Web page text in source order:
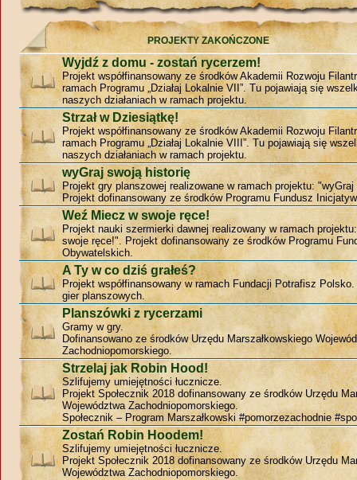
PROJEKTY ZAKOŃCZONE
Wyjdź z domu - zostań rycerzem!
Projekt współfinansowany ze środków Akademii Rozwoju
ramach Programu „Działaj Lokalnie VII”. Tu pojawiają się
naszych działaniach w ramach projektu.
Strzał w Dziesiątkę!
Projekt współfinansowany ze środków Akademii Rozwoju
ramach Programu „Działaj Lokalnie VIII”. Tu pojawiają się
naszych działaniach w ramach projektu.
wyGraj swoją historię
Projekt gry planszowej realizowane w ramach projektu:
Projekt dofinansowany ze środków Programu Fundusz
Weź Miecz w swoje ręce!
Projekt nauki szermierki dawnej realizowany w ramach
swoje ręce!". Projekt dofinansowany ze środków Programu
Obywatelskich.
A Ty w co dziś grałeś?
Projekt współfinansowany w ramach Fundacji Potrafisz
gier planszowych.
Planszówki z rycerzami
Gramy w gry.
Dofinansowano ze środków Urzędu Marszałkowskiego
Zachodniopomorskiego.
Strzelaj jak Robin Hood!
Szlifujemy umiejętności łucznicze.
Projekt Społecznik 2018 dofinansowany ze środków Urzędu
Województwa Zachodniopomorskiego.
Społecznik – Program Marszałkowski #pomorzezachodnie
Zostań Robin Hoodem!
Szlifujemy umiejętności łucznicze.
Projekt Społecznik 2018 dofinansowany ze środków Urzędu
Województwa Zachodniopomorskiego.